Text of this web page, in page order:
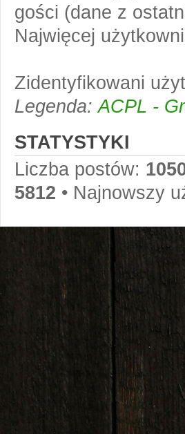
gości (dane z
Najwięcej
Zidentyfikowani
Legenda:ACPL -
STATYSTYKI
Liczba postów:
5812 • Najnowszy